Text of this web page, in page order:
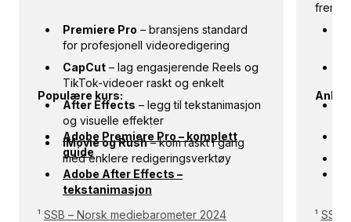
Premiere Pro – bransjens standard
for profesjonell videoredigering
CapCut – lag engasjerende Reels og
TikTok-videoer raskt og enkelt
After Effects – legg til tekstanimasjon
og visuelle effekter
iMovie og Rush– kom raskt i gang
med enklere redigeringsverktøy
Populære kurs:
Adobe Premiere Pro – komplett
guide
Adobe After Effects –
tekstanimasjon
¹ SSB – Norsk mediebarometer 2024
frem.
¹ SSB/